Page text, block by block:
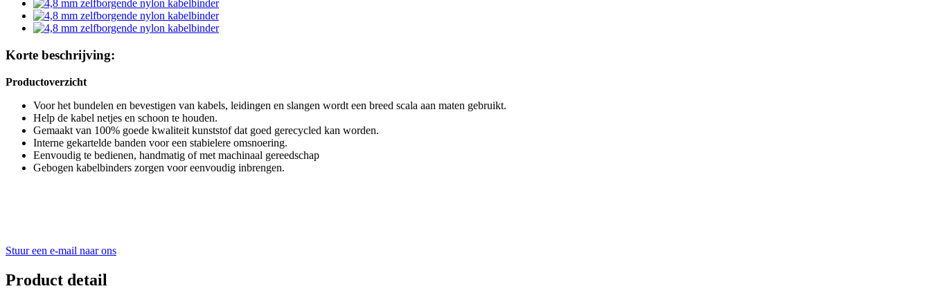
Korte beschrijving:
Productoverzicht
Voor het bundelen en bevestigen van kabels, leidingen en slangen wordt een breed scala aan maten gebruikt.
Help de kabel netjes en schoon te houden.
Gemaakt van 100% goede kwaliteit kunststof dat goed gerecycled kan worden.
Interne gekartelde banden voor een stabielere omsnoering.
Eenvoudig te bedienen, handmatig of met machinaal gereedschap
Gebogen kabelbinders zorgen voor eenvoudig inbrengen.
Stuur een e-mail naar ons
Product detail